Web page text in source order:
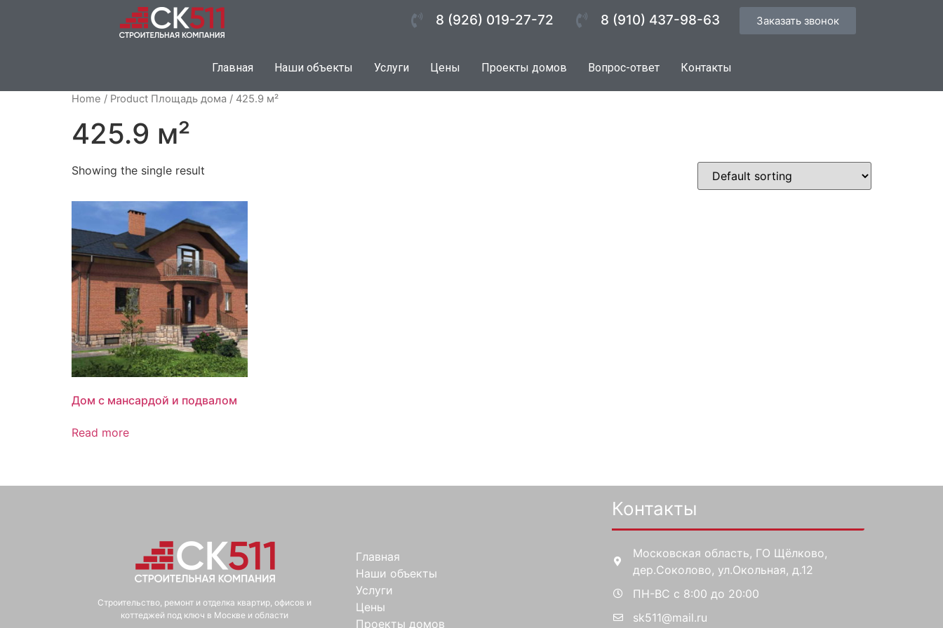
8 (926) 019-27-72 8 (910) 437-98-63 Заказать звонок
Главная Наши объекты Услуги Цены Проекты домов Вопрос-ответ Контакты
Home / Product Площадь дома / 425.9 м²
425.9 м²
Showing the single result
Дом с мансардой и подвалом
Read more
Строительство, ремонт и отделка квартир, офисов и
коттеджей под ключ в Москве и области
Главная
Наши объекты
Услуги
Цены
Проекты домов
Контакты
Московская область, ГО Щёлково,
дер.Соколово, ул.Окольная, д.12
ПН-ВС с 8:00 до 20:00
sk511@mail.ru